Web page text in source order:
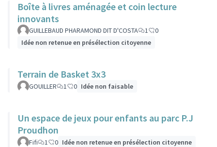
Boîte à livres aménagée et coin lecture
innovants
GUILLEBAUD PHARAMOND DIT D'COSTA 1
0
Idée non retenue en présélection citoyenne
Terrain de Basket 3x3
GOUILLER 1 0 Idée non faisable
Un espace de jeux pour enfants au parc P.J
Proudhon
Fifi 1 0 Idée non retenue en présélection citoyenne